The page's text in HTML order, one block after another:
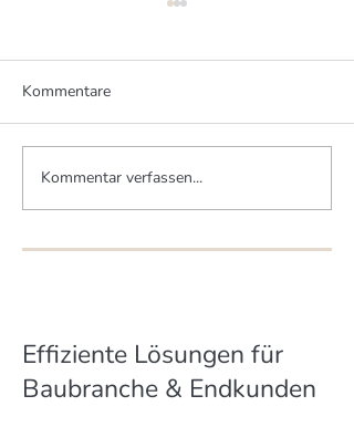
Zwei Brüder - zwei MHM-
Häuser
Kommentare
Kommentar verfassen...
Effiziente Lösungen für
Baubranche & Endkunden